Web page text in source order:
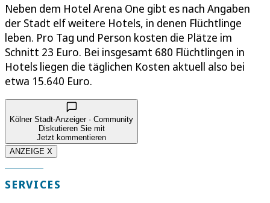
Neben dem Hotel Arena One gibt es nach Angaben
der Stadt elf weitere Hotels, in denen Flüchtlinge
leben. Pro Tag und Person kosten die Plätze im
Schnitt 23 Euro. Bei insgesamt 680 Flüchtlingen in
Hotels liegen die täglichen Kosten aktuell also bei
etwa 15.640 Euro.
Kölner Stadt-Anzeiger · Community
Diskutieren Sie mit
Jetzt kommentieren
ANZEIGE X
SERVICES